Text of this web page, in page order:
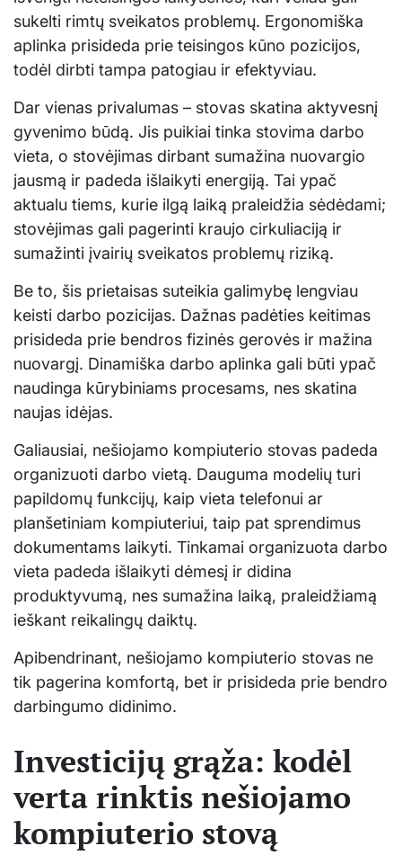
sukelti rimtų sveikatos problemų. Ergonomiška
aplinka prisideda prie teisingos kūno pozicijos,
todėl dirbti tampa patogiau ir efektyviau.
Dar vienas privalumas – stovas skatina aktyvesnį
gyvenimo būdą. Jis puikiai tinka stovima darbo
vieta, o stovėjimas dirbant sumažina nuovargio
jausmą ir padeda išlaikyti energiją. Tai ypač
aktualu tiems, kurie ilgą laiką praleidžia sėdėdami;
stovėjimas gali pagerinti kraujo cirkuliaciją ir
sumažinti įvairių sveikatos problemų riziką.
Be to, šis prietaisas suteikia galimybę lengviau
keisti darbo pozicijas. Dažnas padėties keitimas
prisideda prie bendros fizinės gerovės ir mažina
nuovargį. Dinamiška darbo aplinka gali būti ypač
naudinga kūrybiniams procesams, nes skatina
naujas idėjas.
Galiausiai, nešiojamo kompiuterio stovas padeda
organizuoti darbo vietą. Dauguma modelių turi
papildomų funkcijų, kaip vieta telefonui ar
planšetiniam kompiuteriui, taip pat sprendimus
dokumentams laikyti. Tinkamai organizuota darbo
vieta padeda išlaikyti dėmesį ir didina
produktyvumą, nes sumažina laiką, praleidžiamą
ieškant reikalingų daiktų.
Apibendrinant, nešiojamo kompiuterio stovas ne
tik pagerina komfortą, bet ir prisideda prie bendro
darbingumo didinimo.
Investicijų grąža: kodėl
verta rinktis nešiojamo
kompiuterio stovą